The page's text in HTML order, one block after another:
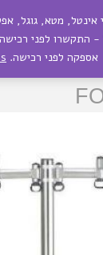
אינטל, מטא, גוגל,
- התקשרו לפני
אספקה לפני רכישה.